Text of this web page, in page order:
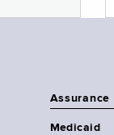
Assurance
Medicaid